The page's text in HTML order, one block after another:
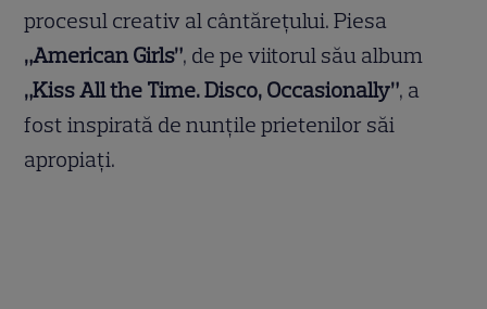
procesul creativ al cântărețului. Piesa
„American Girls”, de pe viitorul său album
„Kiss All the Time. Disco, Occasionally”, a
fost inspirată de nunțile prietenilor săi
apropiați.